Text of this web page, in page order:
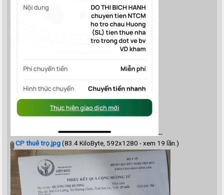
--
CP thuê trọ.jpg(83.4 KiloByte, 592x1280 - xem 19 lần.)